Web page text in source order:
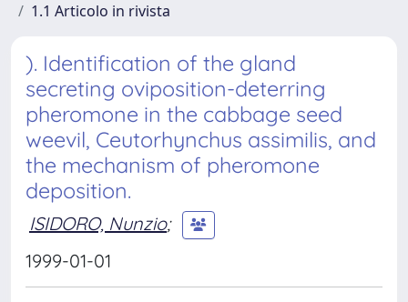
1.1 Articolo in rivista
). Identification of the gland
secreting oviposition-deterring
pheromone in the cabbage seed
weevil, Ceutorhynchus assimilis, and
the mechanism of pheromone
deposition.
ISIDORO, Nunzio;
1999-01-01